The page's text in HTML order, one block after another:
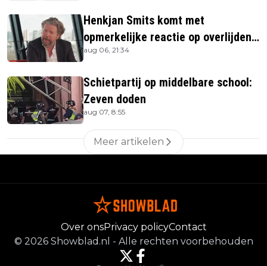
Henkjan Smits komt met
opmerkelijke reactie op overlijden
Jerney Kaagman
aug 06, 21:34
Schietpartij op middelbare school:
Zeven doden
aug 07, 8:55
Meer artikelen
Over onsPrivacy policyContact
© 2026 Showblad.nl - Alle rechten voorbehouden